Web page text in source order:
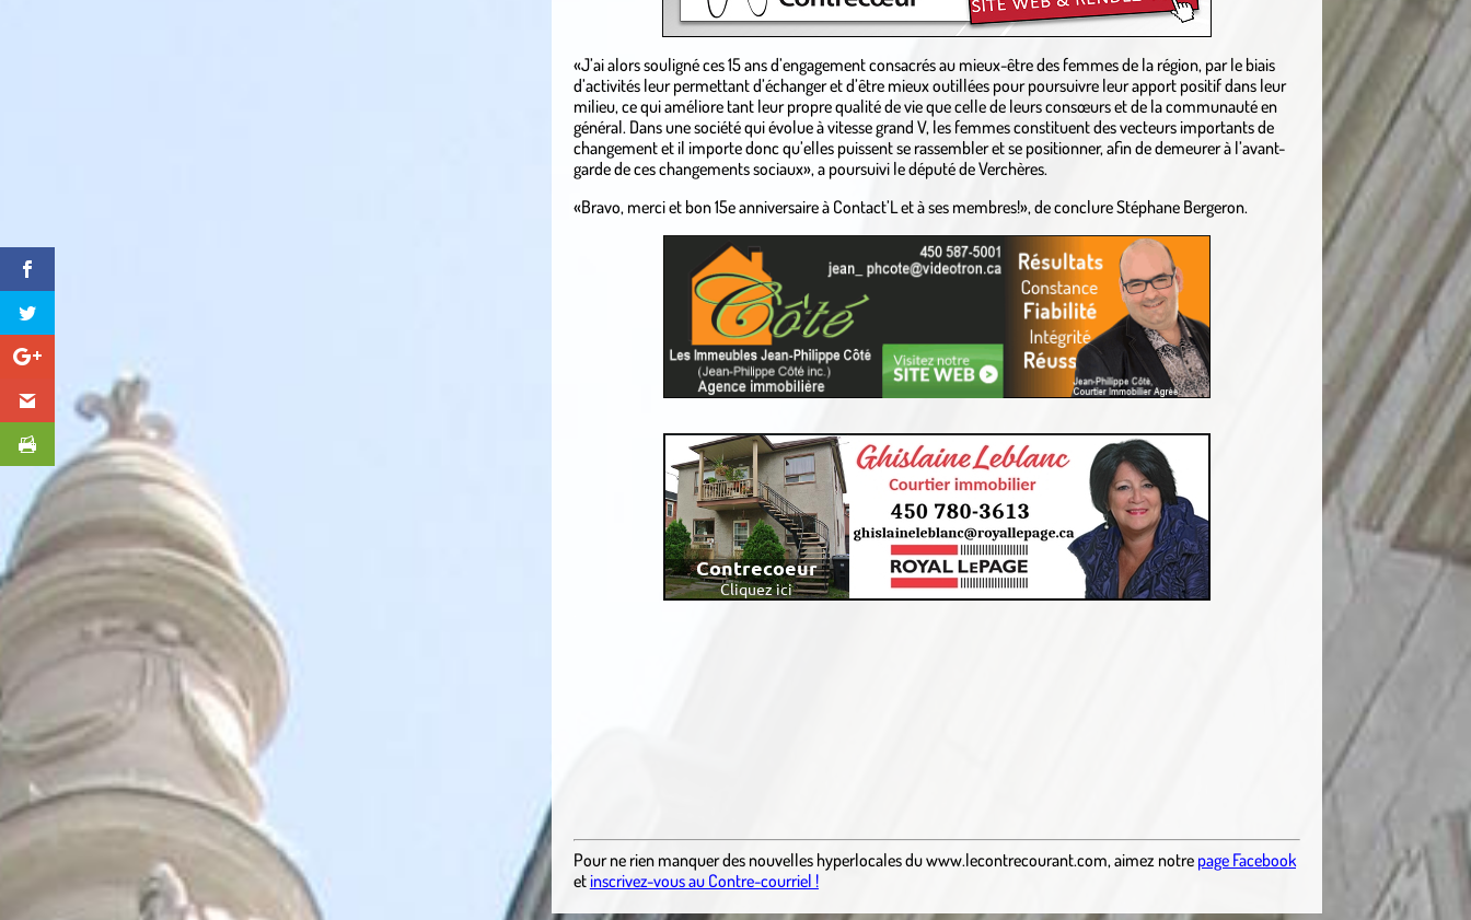
«J’ai alors souligné ces 15 ans d’engagement consacrés au mieux-être des femmes de la région, par le biais
d’activités leur permettant d’échanger et d’être mieux outillées pour poursuivre leur apport positif dans leur
milieu, ce qui améliore tant leur propre qualité de vie que celle de leurs consœurs et de la communauté en
général. Dans une société qui évolue à vitesse grand V, les femmes constituent des vecteurs importants de
changement et il importe donc qu’elles puissent se rassembler et se positionner, afin de demeurer à l’avant-
garde de ces changements sociaux», a poursuivi le député de Verchères.
«Bravo, merci et bon 15e anniversaire à Contact’L et à ses membres!», de conclure Stéphane Bergeron.
Pour ne rien manquer des nouvelles hyperlocalesduwww.lecontrecourant.com, aimez notre page Facebook
etinscrivez-vous au Contre-courriel !